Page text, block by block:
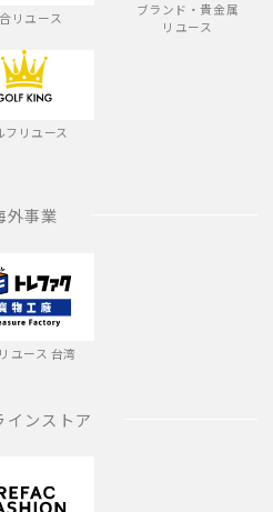
リユース
ブランド・貴金属
リユース
フリユース
外事業
ユース 台湾
インストア